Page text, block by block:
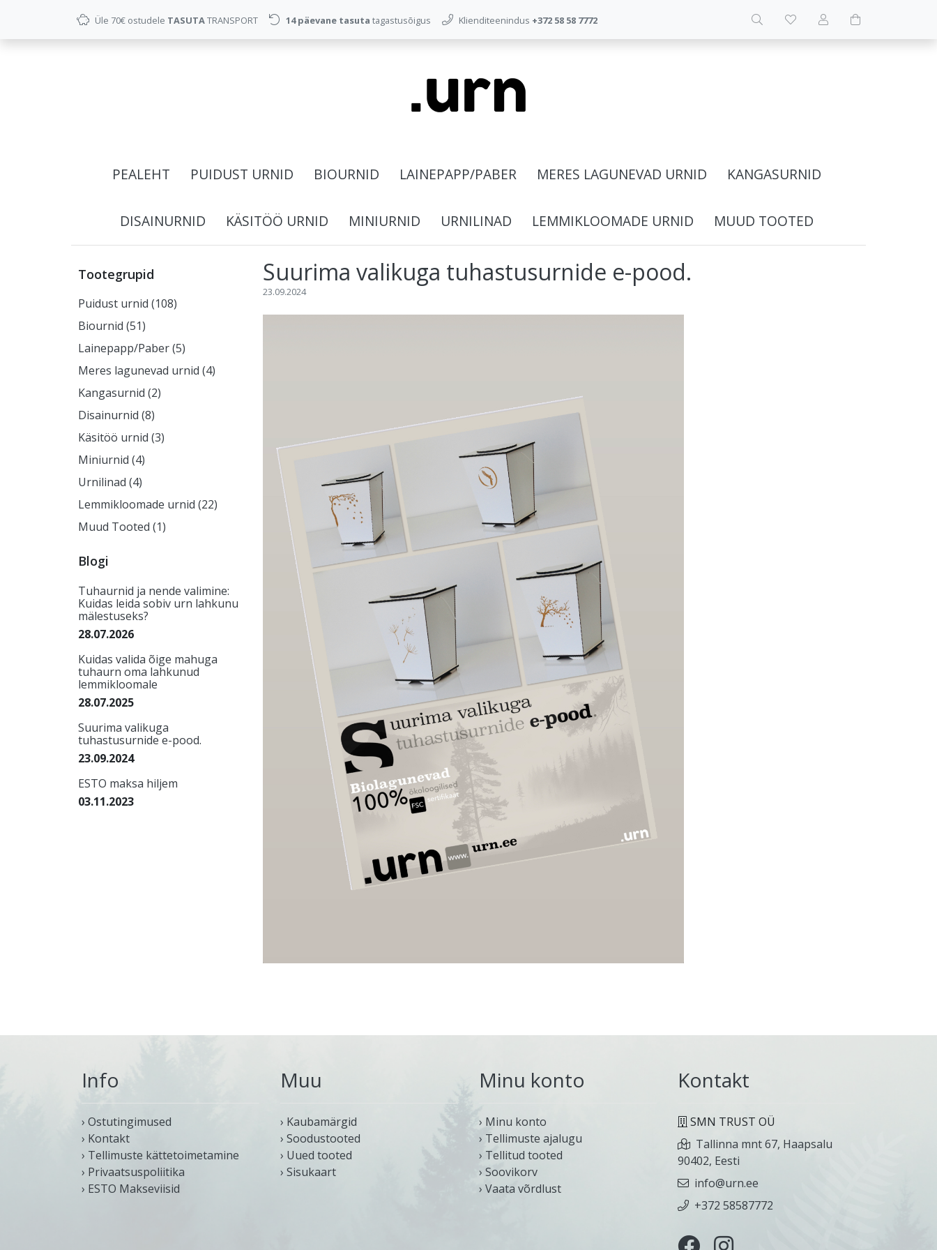
Üle 70€ ostudele TASUTATRANSPORT 14 päevane tasuta tagastusõigus Klienditeenindus +372 58 58 7772
PEALEHT PUIDUST URNID BIOURNID LAINEPAPP/PABER MERES LAGUNEVAD URNID KANGASURNID
DISAINURNID KÄSITÖÖ URNID MINIURNID URNILINAD LEMMIKLOOMADE URNID MUUD TOOTED
Tootegrupid
Puidust urnid (108)
Biournid (51)
Lainepapp/Paber (5)
Meres lagunevad urnid (4)
Kangasurnid (2)
Disainurnid (8)
Käsitöö urnid (3)
Miniurnid (4)
Urnilinad (4)
Lemmikloomade urnid (22)
Muud Tooted (1)
Blogi
Tuhaurnid ja nende valimine:
Kuidas leida sobiv urn lahkunu
mälestuseks?
28.07.2026
Kuidas valida õige mahuga
tuhaurn oma lahkunud
lemmikloomale
28.07.2025
Suurima valikuga
tuhastusurnide e-pood.
23.09.2024
ESTO maksa hiljem
03.11.2023
Suurima valikuga tuhastusurnide e-pood.
23.09.2024
Info
› Ostutingimused
› Kontakt
› Tellimuste kättetoimetamine
› Privaatsuspoliitika
› ESTO Makseviisid
Muu
› Kaubamärgid
› Soodustooted
› Uued tooted
› Sisukaart
Minu konto
› Minu konto
› Tellimuste ajalugu
› Tellitud tooted
› Soovikorv
› Vaata võrdlust
Kontakt
SMN TRUST OÜ
Tallinna mnt 67, Haapsalu
90402, Eesti
info@urn.ee
+372 58587772